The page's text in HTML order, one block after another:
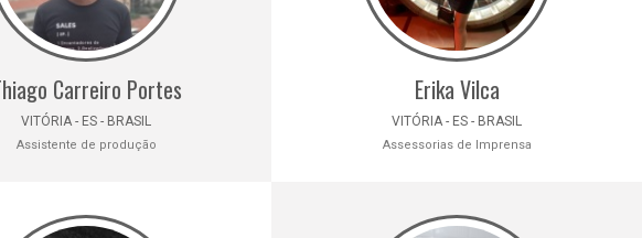
Carreiro Portes
VITÓRIA - ES - BRASIL
Assistente de produção
Erika Vilca
VITÓRIA - ES - BRASIL
Assessorias de Imprensa